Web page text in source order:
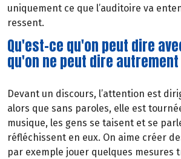
uniquement ce que l’auditoire va
ressent.
Qu'est-ce qu'on peut dire
qu'on ne peut dire autrement
Devant un discours, l’attention est
alors que sans paroles, elle est
musique, les gens se taisent et se
réfléchissent en eux. On aime créer
par exemple jouer quelques mesures